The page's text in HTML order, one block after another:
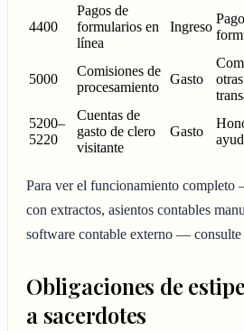
4400
Pagos de
formularios en
línea
Ingreso
5000
Comisiones de
procesamiento
Gasto
5200–
5220
Cuentas de
gasto de clero
visitante
Gasto
Para ver el funcionamiento
con extractos, asientos contables
software contable externo — consulte
Obligaciones de
a sacerdotes